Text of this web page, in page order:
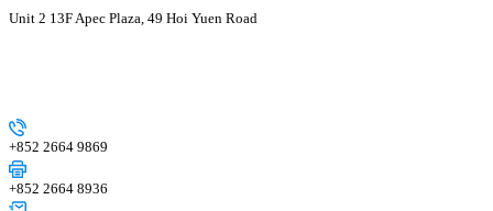
Unit 2 13F Apec Plaza, 49 Hoi Yuen Road
+852 2664 9869
+852 2664 8936